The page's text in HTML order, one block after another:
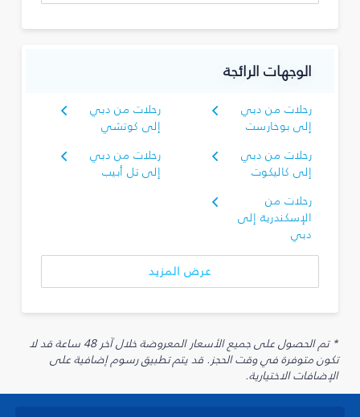
الوجهات الرائجة
رحلات من دبي
إلى بوخارست
رحلات من دبي
إلى كوتشي
رحلات من دبي
إلى كاليكوت
رحلات من دبي
إلى تل أبيب
رحلات من
الإسكندرية إلى
دبي
عرض المزيد
* تم الحصول على جميع الأسعار المعروضة خلال آخر 48 ساعة قد لا
تكون متوفرة في وقت الحجز. قد يتم تطبيق رسوم إضافية على
الإضافات الاختيارية.